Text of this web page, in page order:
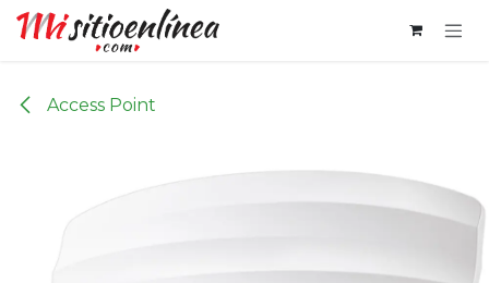
Ir al contenido
Access Point